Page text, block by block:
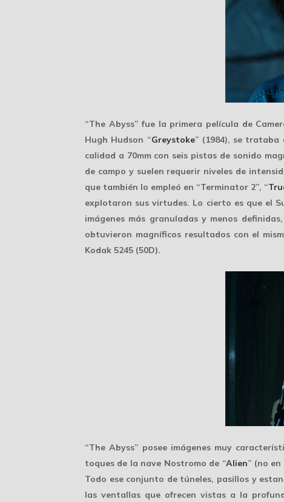
“The Abyss” fue la primera película de
Hugh Hudson “Greystoke” (1984), se
calidad a 70mmcon seis pistas de sonido
de campo y suelen requerir niveles de
que también lo empleó en “Terminator 2”, “
explotaron sus virtudes. Lo cierto es que el
imágenes más granuladas y menos
obtuvieron magníficos resultados con el
Kodak 5245 (50D).
“The Abyss” posee imágenes muy
toques de la nave Nostromo de “Alien” (no
Todo ese conjunto de túneles, pasillos y
las ventallas que ofrecen vistas a la